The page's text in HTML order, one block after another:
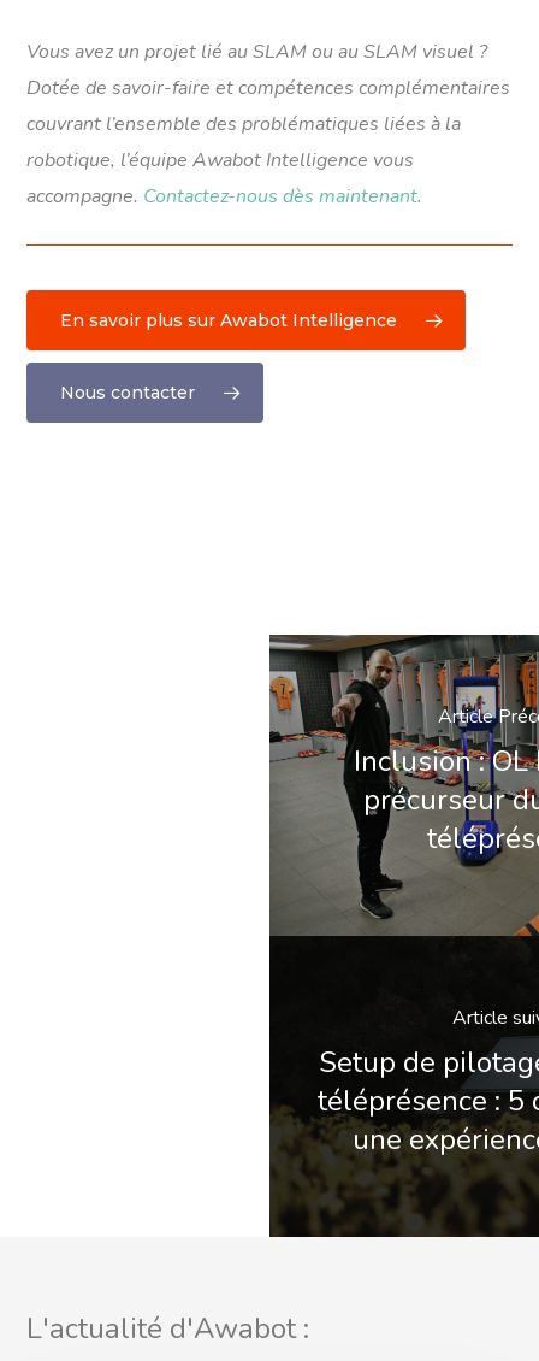
Vous avez un projet lié au SLAM ou au SLAM visuel ?
Dotée de savoir-faire et compétences complémentaires
couvrant l’ensemble des problématiques liées à la
robotique, l’équipe Awabot Intelligence vous
accompagne. Contactez-nous dès maintenant.
En savoir plus sur Awabot Intelligence
Nous contacter
Article
Inclusion :
précurseur
Article
Setup de
téléprésence : 5
une
L'actualité d'Awabot :